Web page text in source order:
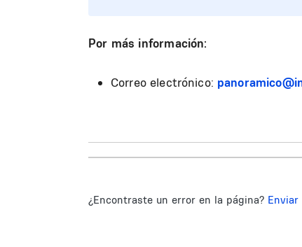
Por más información:
Correo electrónico:
¿Encontraste un error en la página? Enviar